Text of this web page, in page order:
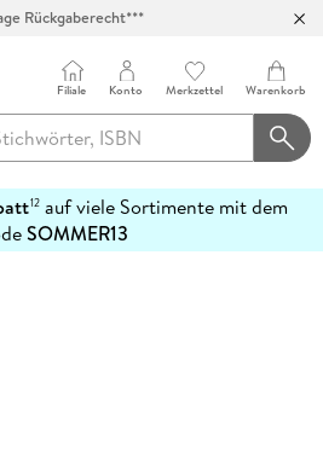
Rückgaberecht***
Filiale Konto Merkzettel Warenkorb
12auf viele Sortimente mit dem
SOMMER13